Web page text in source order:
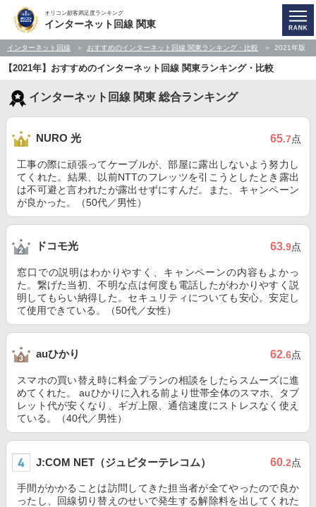
オリコン顧客満足度ランキング
インターネット回線 関東
インターネット回線 おすすめのインターネット回線 関東ランキング・比較 2021年版
【2021年】おすすめのインターネット回線 関東ランキング・比較
インターネット回線 関東 総合ランキング
NURO 光 65.7点
工事の際に頑張ってケーブルが、部屋に露出しないよう努力し
てくれた。結果、以前NTTのフレッツを引こうとしたとき露出
は不可避と言われたが露出せずにすんだ。また、キャンペーン
が良かった。（50代／男性）
ドコモ光 63.9点
窓口での説明はわかりやすく、キャンペーンの内容もよかっ
た。繋げた当初、不明な点は何度も電話したがわかりやすく説
明してもらい納得した。セキュリティについても安心。安定し
て使用できている。（50代／女性）
auひかり 62.6点
スマホの買い替え時に料金プランの相談をしたらスムーズに進
めてくれた。 auひかりに入れる前より世帯全体のスマホ、タブ
レット代が安くなり、ギガ上限、通信速度にストレスなく使え
ている。（40代／男性）
J:COM NET（ジュピターテレコム） 60.2点
手間がかかることは訪問してきた担当者が全てやったので良か
ったし、回線切り替えのせいで発生する解除料を出してくれた